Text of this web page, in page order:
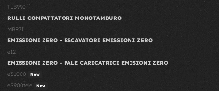
TLB990
RULLI COMPATTATORI MONOTAMBURO
MBR71
EMISSIONI ZERO - ESCAVATORI EMISSIONI ZERO
e12
EMISSIONI ZERO - PALE CARICATRICI EMISIONI ZERO
eS1000
New
eS900tele New